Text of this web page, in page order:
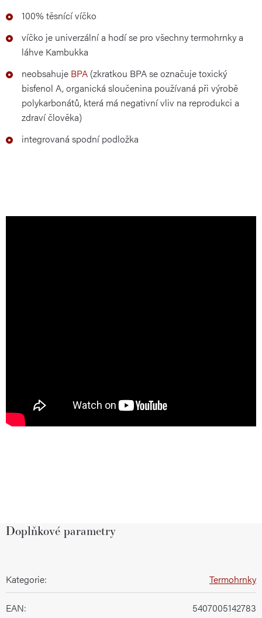
100% těsnící víčko
víčko je univerzální a hodí se pro všechny termohrnky a
láhve Kambukka
neobsahuje BPA (zkratkou BPA se označuje toxický
bisfenol A, organická sloučenina používaná při výrobě
polykarbonátů, která má negativní vliv na reprodukci a
zdraví člověka)
integrovaná spodní podložka
Doplňkové parametry
Kategorie: Termohrnky
EAN: 5407005142783